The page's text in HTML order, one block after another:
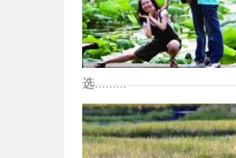
选.........
电影：畅享无成本观影体验的